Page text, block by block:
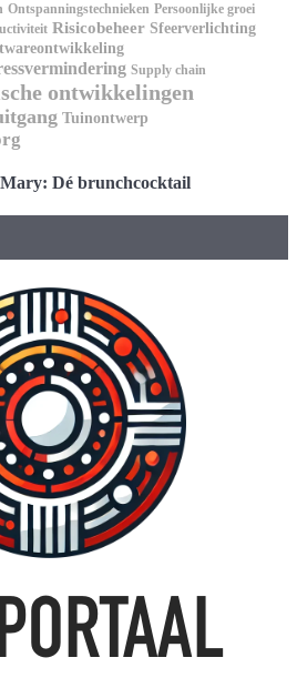
Ontspanningstechnieken Persoonlijke groei
Risicobeheer Sfeerverlichting
Supply chain
ontwikkelingen
Tuinontwerp
Dé brunchcocktail